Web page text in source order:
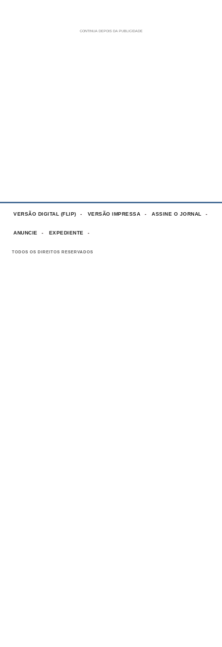
VERSÃO DIGITAL (FLIP) VERSÃO IMPRESSA ASSINE O JORNAL
ANUNCIE EXPEDIENTE
TODOS OS DIREITOS RESERVADOS